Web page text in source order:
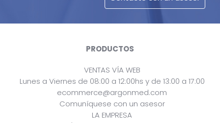
PRODUCTOS
VENTAS VÍA WEB
Lunes a Viernes de 08:00 a 12:00hs y de 13:00 a 17:00
ecommerce@argonmed.com
Comuníquese con un asesor
LA EMPRESA